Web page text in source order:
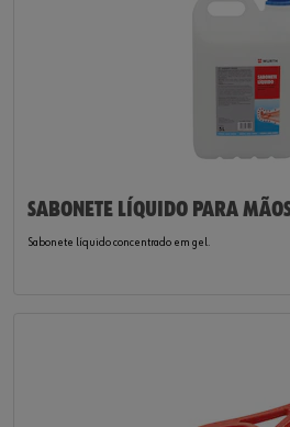
SABONETE LÍQUIDO PARA
Sabonete líquido concentrado em gel.